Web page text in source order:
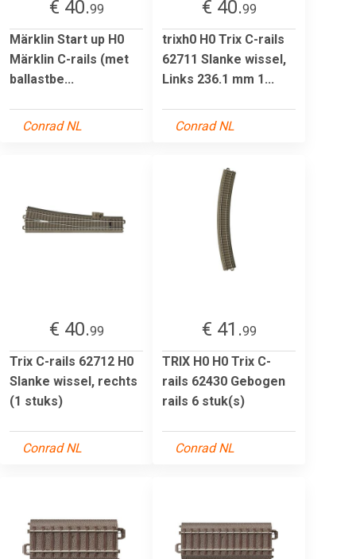
€ 40.99
Märklin Start up H0
Märklin C-rails (met
ballastbe...
Conrad NL
€ 40.99
trixh0 H0 Trix C-rails
62711 Slanke wissel,
Links 236.1 mm 1...
Conrad NL
€ 40.99
Trix C-rails 62712 H0
Slanke wissel, rechts
(1 stuks)
Conrad NL
€ 41.99
TRIX H0 H0 Trix C-
rails 62430 Gebogen
rails 6 stuk(s)
Conrad NL